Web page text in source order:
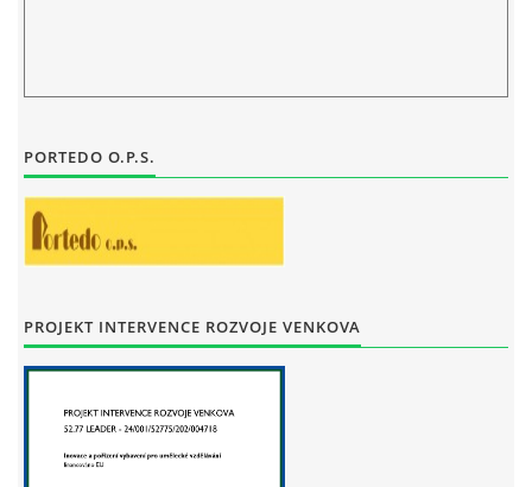
zus.stankov@tiscali.cz
© 2026 eStránky.cz |Tisk|Aktualizováno: 29. 7. 2026|Nahoru ↑
PORTEDO O.P.S.
PROJEKT INTERVENCE ROZVOJE VENKOVA